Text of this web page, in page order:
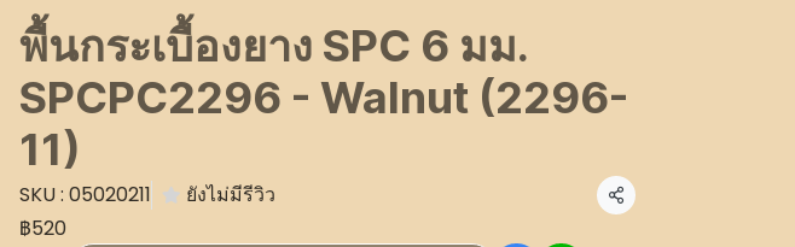
พื้นกระเบื้องยาง SPC 6 มม.
SPCPC2296 - Walnut (2296-
11)
SKU : 05020211 ยังไม่มีรีวิว
แชร์
฿520